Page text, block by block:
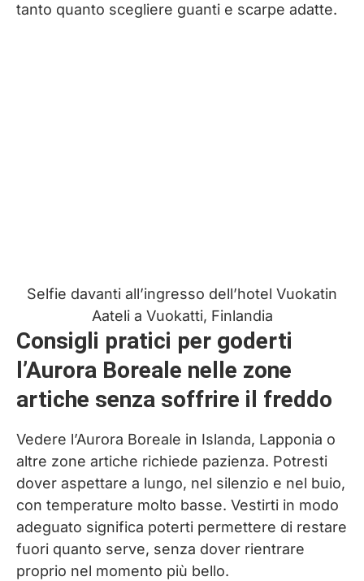
tanto quanto scegliere guanti e scarpe adatte.
Selfie davanti all’ingresso dell’hotel Vuokatin
Aateli a Vuokatti, Finlandia
Consigli pratici per goderti
l’Aurora Boreale nelle zone
artiche senza soffrire il freddo
Vedere l’Aurora Boreale in Islanda, Lapponia o
altre zone artiche richiede pazienza. Potresti
dover aspettare a lungo, nel silenzio e nel buio,
con temperature molto basse. Vestirti in modo
adeguato significa poterti permettere di restare
fuori quanto serve, senza dover rientrare
proprio nel momento più bello.